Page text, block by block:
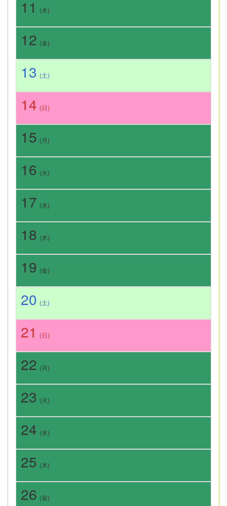
11 (木)
12 (金)
13 (土)
14 (日)
15 (月)
16 (火)
17 (水)
18 (木)
19 (金)
20 (土)
21 (日)
22 (月)
23 (火)
24 (水)
25 (木)
26 (金)